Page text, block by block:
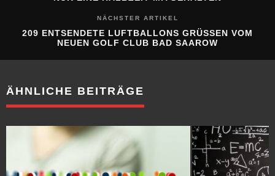
NÄCHSTER ARTIKEL
209 ENTSENDETE LUFTBALLONS GRÜSSEN VOM N
EUEN GOLF CLUB BAD SAAROW
ÄHNLICHE BEITRÄGE